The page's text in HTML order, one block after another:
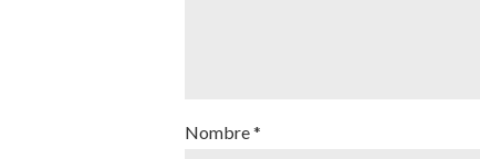
Nombre*